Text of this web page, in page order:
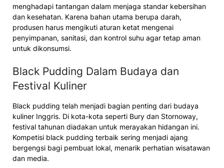
menghadapi tantangan dalam menjaga standar kebersihan
dan kesehatan. Karena bahan utama berupa darah,
produsen harus mengikuti aturan ketat mengenai
penyimpanan, sanitasi, dan kontrol suhu agar tetap aman
untuk dikonsumsi.
Black Pudding Dalam Budaya dan
Festival Kuliner
Black pudding telah menjadi bagian penting dari budaya
kuliner Inggris. Di kota-kota seperti Bury dan Stornoway,
festival tahunan diadakan untuk merayakan hidangan ini.
Kompetisi black pudding terbaik sering menjadi ajang
bergengsi bagi pembuat lokal, menarik perhatian wisatawan
dan media.